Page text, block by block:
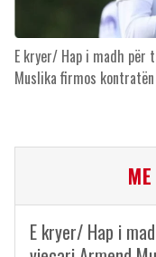
E kryer/ Hap i madh për
Muslika firmos
E kryer/ Hap i